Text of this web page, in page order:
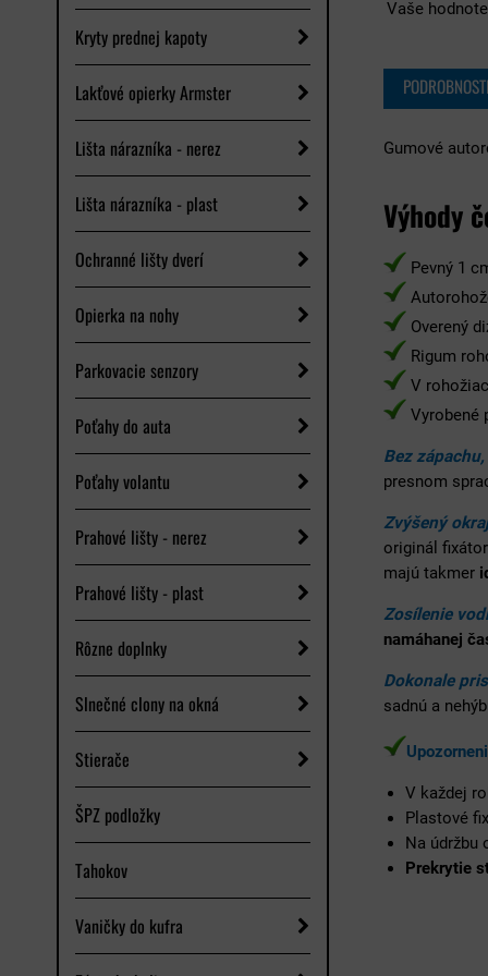
Kryty prednej kapoty
Lakťové opierky Armster
Lišta nárazníka - nerez
Lišta nárazníka - plast
Ochranné lišty dverí
Opierka na nohy
Parkovacie senzory
Poťahy do auta
Poťahy volantu
Prahové lišty - nerez
Prahové lišty - plast
Rôzne doplnky
Slnečné clony na okná
Stierače
ŠPZ podložky
Tahokov
Vaničky do kufra
Vaše
PODROBNOSTI
Gumové
Výhody
Pevný 1
Overený
Rigum
V
Vyrobené
Bez
presnom
Zvýšený
originál
majú takmer
Zosílenie
namáhanej
Dokonale
sadnú a
V každej
Plastové
Na údržbu
Prekrytie